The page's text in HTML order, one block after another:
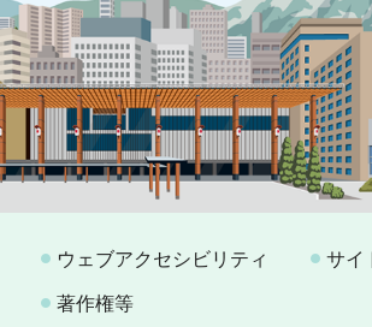
ウェブアクセシビリティ サイ
著作権等